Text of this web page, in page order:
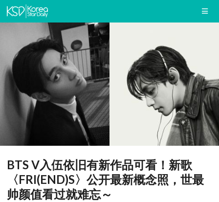
BTS V入伍依旧有新作品可看！新歌
〈FRI(END)S〉公开最新概念照，世最
帅颜值看过就难忘～